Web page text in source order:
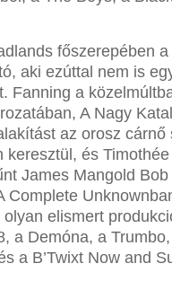
főszerepében
aki ezúttal nem is
Fanning a
A Nagy
az orosz cárnő
keresztül, és
James Mangold
Complete
elismert
a Demóna, a
a B’Twixt Now and